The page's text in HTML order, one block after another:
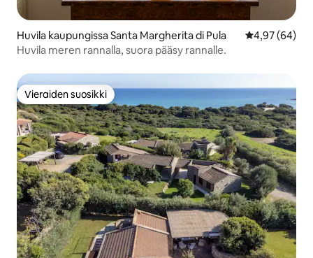
Huvila kaupungissa Santa Margherita di Pula
4,97 (64)
Huvila meren rannalla, suora pääsy rannalle.
Vieraiden suosikki
Vieraiden suosikki